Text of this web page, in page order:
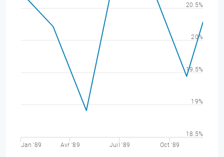
Jan '89 Avr '89 Juil '89 Oct '89
18.5%
19%
19.5%
20%
20.5%